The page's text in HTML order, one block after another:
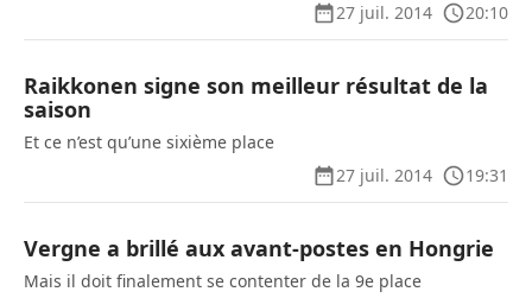
27 juil. 2014
20:10
Raikkonen signe son meilleur résultat de la
saison
Et ce n’est qu’une sixième place
27 juil. 2014
19:31
Vergne a brillé aux avant-postes en Hongrie
Mais il doit finalement se contenter de la 9e place